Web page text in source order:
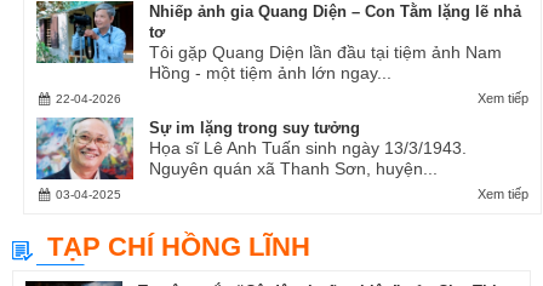
Nhiếp ảnh gia Quang Diện – Con Tằm lặng lẽ nhả
tơ
Tôi gặp Quang Diện lần đầu tại tiệm ảnh Nam
Hồng - một tiệm ảnh lớn ngay...
Xem tiếp
22-04-2026
Sự im lặng trong suy tưởng
Họa sĩ Lê Anh Tuấn sinh ngày 13/3/1943.
Nguyên quán xã Thanh Sơn, huyện...
Xem tiếp
03-04-2025
TẠP CHÍ HỒNG LĨNH